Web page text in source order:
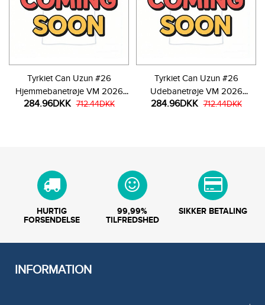
Tyrkiet Can Uzun #26
Hjemmebanetrøje VM 2026
Kortærmet
284.96DKK 712.44DKK
Tyrkiet Can Uzun #26
Udebanetrøje VM 2026
Kortærmet
284.96DKK 712.44DKK
HURTIG
FORSENDELSE
99,99%
TILFREDSHED
SIKKER BETALING
INFORMATION